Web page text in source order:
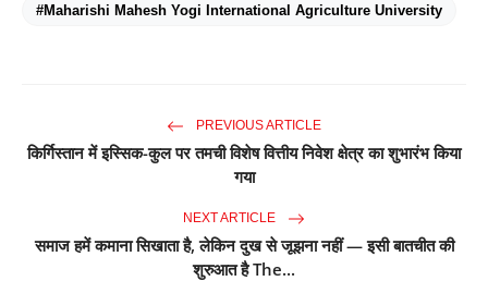
#Maharishi Mahesh Yogi International Agriculture University
PREVIOUS ARTICLE
किर्गिस्तान में इस्सिक-कुल पर तमची विशेष वित्तीय निवेश क्षेत्र का शुभारंभ किया
गया
NEXT ARTICLE
समाज हमें कमाना सिखाता है, लेकिन दुख से जूझना नहीं — इसी बातचीत की
शुरुआत है The...